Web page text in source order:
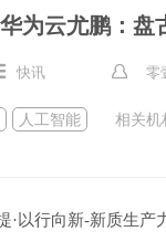
华为云尤鹏：盘
快讯 零
人工智能 相关机
·以行向新-新质生产